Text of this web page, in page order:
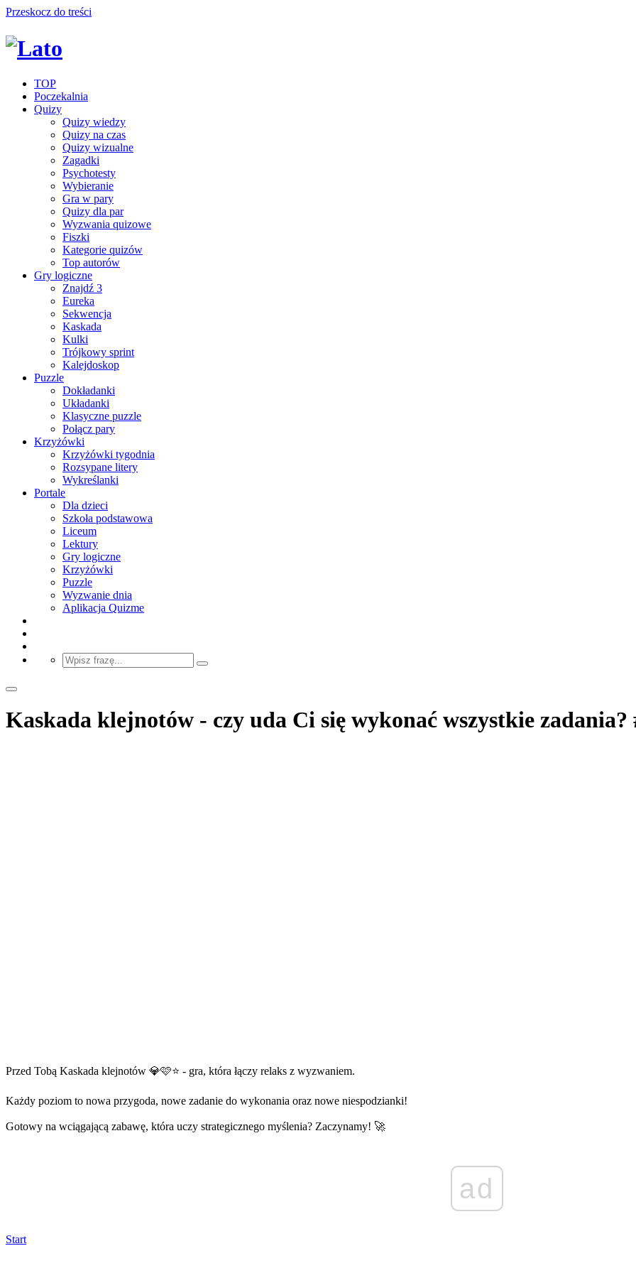
Przeskocz do treści
TOP
Poczekalnia
Quizy
Quizy wiedzy
Quizy na czas
Quizy wizualne
Zagadki
Psychotesty
Wybieranie
Gra w pary
Quizy dla par
Wyzwania quizowe
Fiszki
Kategorie quizów
Top autorów
Gry logiczne
Znajdź 3
Eureka
Sekwencja
Kaskada
Kulki
Trójkowy sprint
Kalejdoskop
Puzzle
Dokładanki
Układanki
Klasyczne puzzle
Połącz pary
Krzyżówki
Krzyżówki tygodnia
Rozsypane litery
Wykreślanki
Portale
Dla dzieci
Szkoła podstawowa
Liceum
Lektury
Gry logiczne
Krzyżówki
Puzzle
Wyzwanie dnia
Aplikacja Quizme
Kaskada klejnotów - czy uda Ci się wykonać wszystkie zadania?
Przed Tobą Kaskada klejnotów 💎🩷⭐ - gra, która łączy relaks z wyzwaniem.
Każdy poziom to nowa przygoda, nowe zadanie do wykonania oraz nowe niespodzianki!
Gotowy na wciągającą zabawę, która uczy strategicznego myślenia? Zaczynamy! 🚀
ad
Start